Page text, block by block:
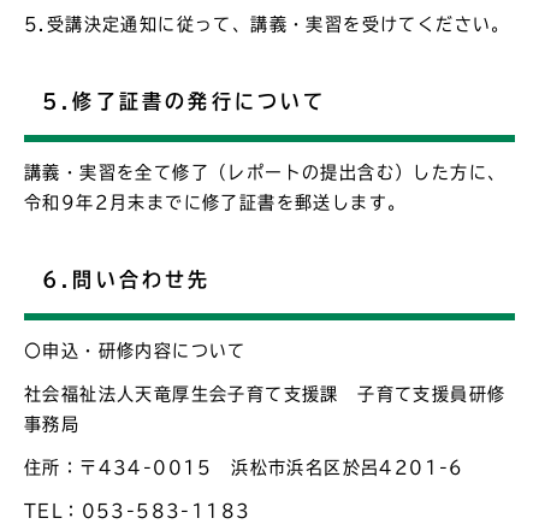
5.受講決定通知に従って、講義・実習を受けてください。
5.修了証書の発行について
講義・実習を全て修了（レポートの提出含む）した方に、
令和9年2月末までに修了証書を郵送します。
6.問い合わせ先
〇申込・研修内容について
社会福祉法人天竜厚生会子育て支援課 子育て支援員研修
事務局
住所：〒434-0015 浜松市浜名区於呂4201-6
TEL：053-583-1183